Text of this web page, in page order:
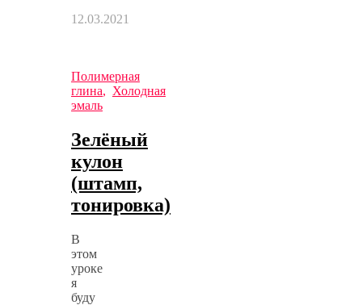
12.03.2021
Полимерная
глина, Холодная
эмаль
Зелёный
кулон
(штамп,
тонировка)
В
этом
уроке
я
буду